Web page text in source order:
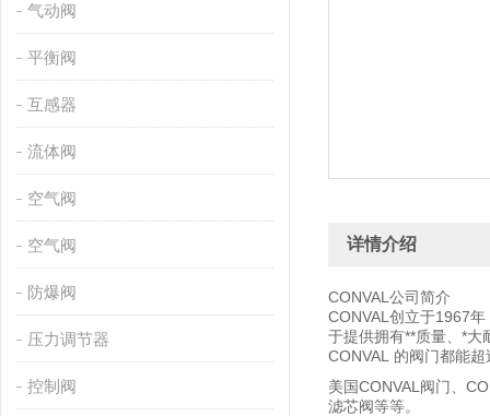
气动阀
平衡阀
互感器
流体阀
空气阀
空气阀
防爆阀
压力调节器
控制阀
详情介绍
CONVAL公司简介
CONVAL创立于1967
于提供拥有**质量、*大
CONVAL 的阀门都能
美国CONVAL阀门、
滤芯阀等等。